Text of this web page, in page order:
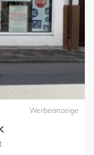
Werbeanzeige